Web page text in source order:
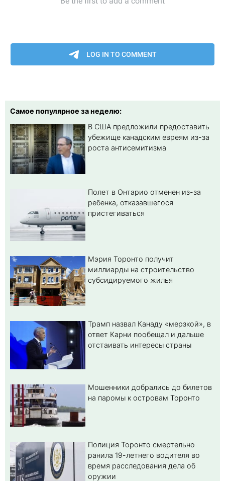
Самое популярное за неделю:
В США предложили предоставить
убежище канадским евреям из-за
роста антисемитизма
Полет в Онтарио отменен из-за
ребенка, отказавшегося
пристегиваться
Мэрия Торонто получит
миллиарды на строительство
субсидируемого жилья
Трамп назвал Канаду «мерзкой», в
ответ Карни пообещал и дальше
отстаивать интересы страны
Мошенники добрались до билетов
на паромы к островам Торонто
Полиция Торонто смертельно
ранила 19-летнего водителя во
время расследования дела об
оружии